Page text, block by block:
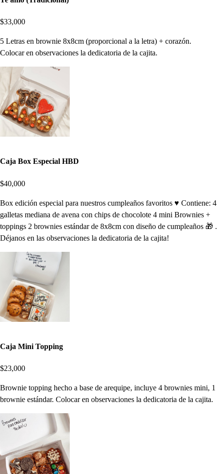
$33,000
5 Letras en brownie 8x8cm (proporcional a la letra) + corazón.
Colocar en observaciones la dedicatoria de la cajita.
Caja Box Especial HBD
$40,000
Box edición especial para nuestros cumpleaños favoritos ♥️ Contiene: 4
galletas mediana de avena con chips de chocolote 4 mini Brownies +
toppings 2 brownies estándar de 8x8cm con diseño de cumpleaños 🎁 .
Déjanos en las observaciones la dedicatoria de la cajita!
Caja Mini Topping
$23,000
Brownie topping hecho a base de arequipe, incluye 4 brownies mini, 1
brownie estándar. Colocar en observaciones la dedicatoria de la cajita.